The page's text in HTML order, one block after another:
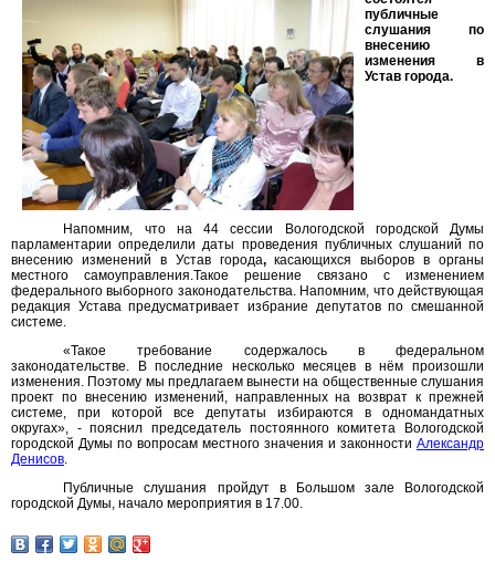
публичные
слушания по
внесению
изменения в
Устав города.
Напомним, что на 44 сессии Вологодской городской Думы
парламентарии определили даты проведения публичных слушаний по
внесению изменений в Устав города,касающихся выборов в органы
местного самоуправления.Такое решение связано с изменением
федерального выборного законодательства. Напомним, что действующая
редакция Устава предусматривает избрание депутатов по смешанной
системе.
«Такое требование содержалось в федеральном
законодательстве. В последние несколько месяцев в нём произошли
изменения. Поэтому мы предлагаем вынести на общественные слушания
проект по внесению изменений, направленных на возврат к прежней
системе, при которой все депутаты избираются в одномандатных
округах», - пояснил председатель постоянного комитета Вологодской
городской Думы по вопросам местного значения и законности Александр
Денисов.
Публичные слушания пройдут в Большом зале Вологодской
городской Думы, начало мероприятия в 17.00.